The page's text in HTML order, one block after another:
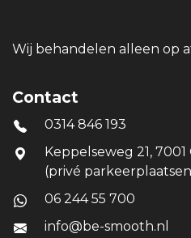
Wij behandelen alleen op
Contact
0314 846 193
Keppelseweg 21,
(privé
06 244 55 700
info@be-smooth.nl